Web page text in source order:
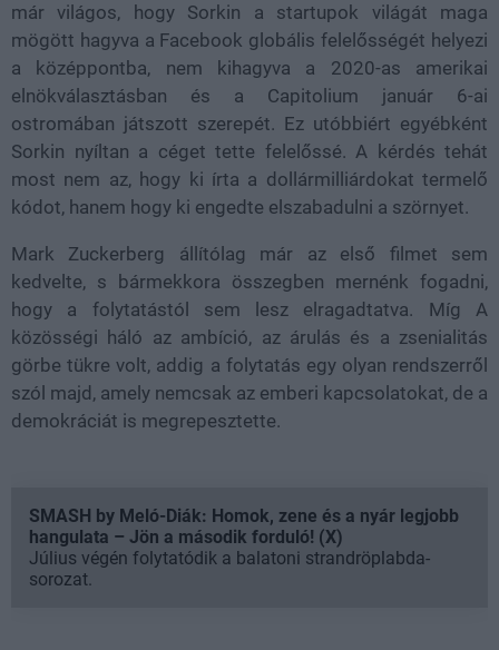
már világos, hogy Sorkin a startupok világát maga
mögött hagyva a Facebook globális felelősségét helyezi
a középpontba, nem kihagyva a 2020-as amerikai
elnökválasztásban és a Capitolium január 6-ai
ostromában játszott szerepét. Ez utóbbiért egyébként
Sorkin nyíltan a céget tette felelőssé. A kérdés tehát
most nem az, hogy ki írta a dollármilliárdokat termelő
kódot, hanem hogy ki engedte elszabadulni a szörnyet.
Mark Zuckerberg állítólag már az első filmet sem
kedvelte, s bármekkora összegben mernénk fogadni,
hogy a folytatástól sem lesz elragadtatva. Míg A
közösségi háló az ambíció, az árulás és a zsenialitás
görbe tükre volt, addig a folytatás egy olyan rendszerről
szól majd, amely nemcsak az emberi kapcsolatokat, de a
demokráciát is megrepesztette.
SMASH by Meló-Diák: Homok, zene és a nyár legjobb
hangulata – Jön a második forduló! (X)
Július végén folytatódik a balatoni strandröplabda-
sorozat.